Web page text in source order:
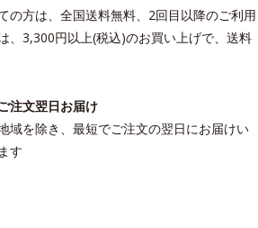
の方は、全国送料無料、2回目以降のご利用
、3,300円以上(税込)のお買い上げで、送料
注文翌日お届け
域を除き、最短でご注文の翌日にお届けい
す